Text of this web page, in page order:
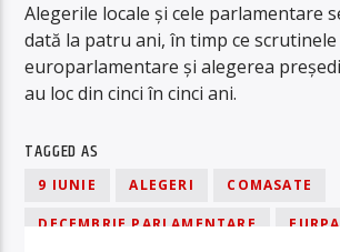
Alegerile locale și cele parlamentare
dată la patru ani, în timp ce
europarlamentare și alegerea
au loc din cinci în cinci ani.
TAGGED AS
9 IUNIE ALEGERI COMASATE
DECEMBRIE PARLAMENTARE